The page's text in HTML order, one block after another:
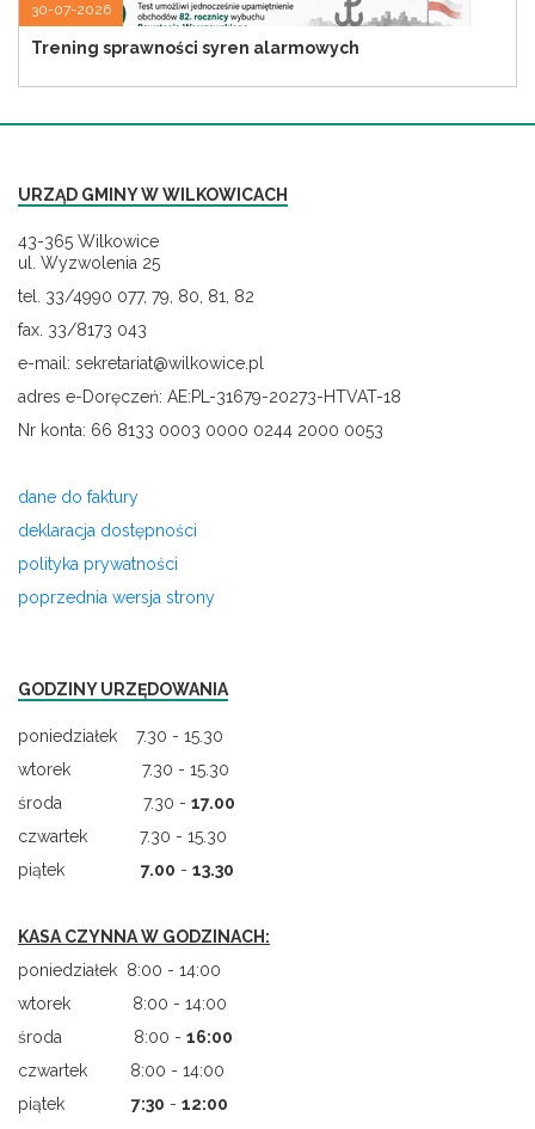
30-07-2026
Trening sprawności syren alarmowych
URZĄD GMINY W WILKOWICACH
43-365 Wilkowice
ul. Wyzwolenia 25
tel. 33/4990 077, 79, 80, 81, 82
fax. 33/8173 043
e-mail: sekretariat@wilkowice.pl
adres e-Doręczeń: AE:PL-31679-20273-HTVAT-18
Nr konta: 66 8133 0003 0000 0244 2000 0053
dane do faktury
deklaracja dostępności
polityka prywatności
poprzednia wersja strony
GODZINY URZĘDOWANIA
poniedziałek 7.30 - 15.30
wtorek 7.30 - 15.30
środa 7.30 - 17.00
czwartek 7.30 - 15.30
piątek 7.00 - 13.30
KASA CZYNNA W GODZINACH:
poniedziałek 8:00 - 14:00
wtorek 8:00 - 14:00
środa 8:00 - 16:00
czwartek 8:00 - 14:00
piątek 7:30 - 12:00